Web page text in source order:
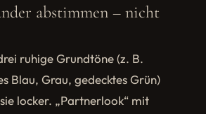
abstimmen – nicht
ruhige Grundtöne (z. B.
Blau, Grau, gedecktes Grün)
locker. „Partnerlook“ mit